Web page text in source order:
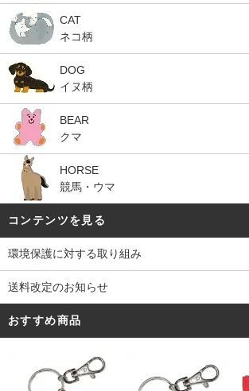
CAT
ネコ柄
DOG
イヌ柄
BEAR
クマ
HORSE
競馬・ウマ
コンテンツを見る
環境保護に対する取り組み
送料改定のお知らせ
おすすめ商品